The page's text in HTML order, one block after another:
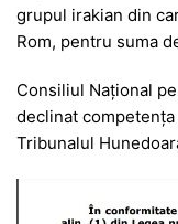
grupul irakian din
Rom, pentru suma
Consiliul Național
declinat
Tribunalul